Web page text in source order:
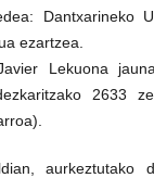
Dantxarineko
ezartzea.
Lekuona
2633
aurkeztutako